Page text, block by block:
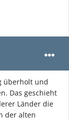
überholt und
Das geschieht
Länder die
der alten